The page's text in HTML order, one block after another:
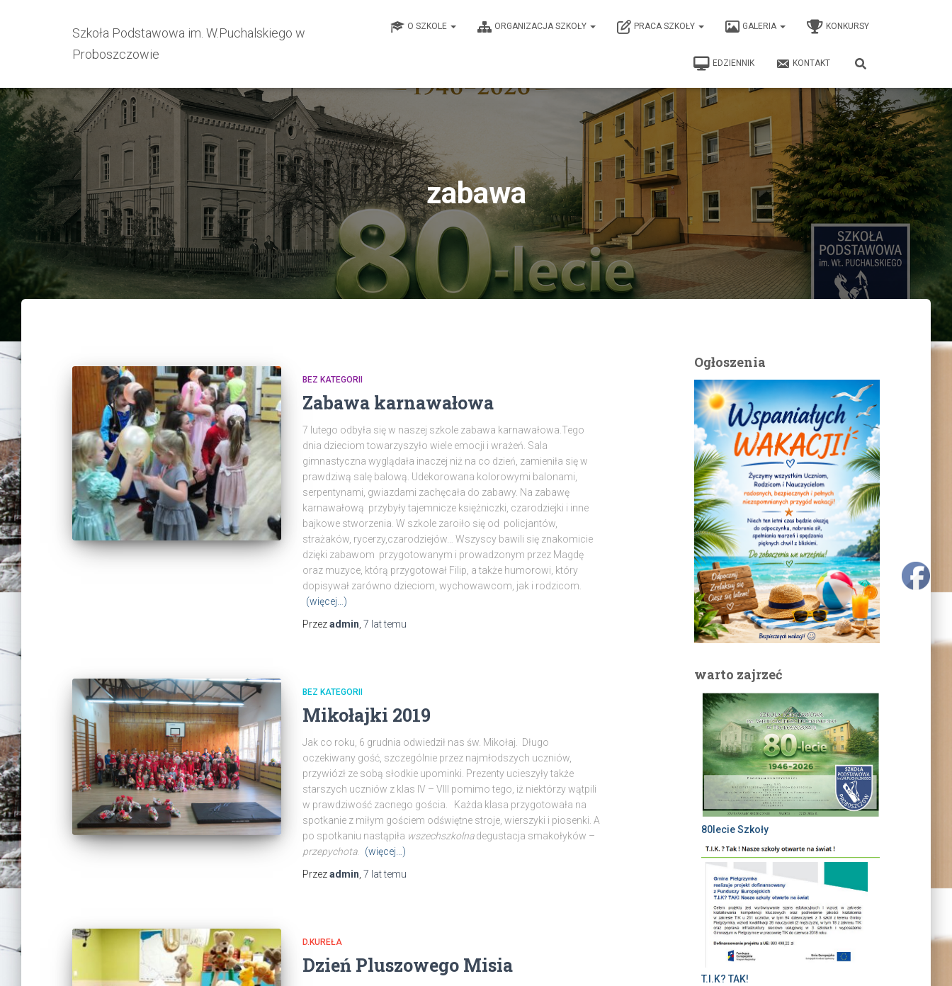
Szkoła Podstawowa im. W.Puchalskiego w
Proboszczowie
O SZKOLE ORGANIZACJA SZKOŁY PRACA SZKOŁY GALERIA KONKURSY
EDZIENNIK KONTAKT
zabawa
BEZ KATEGORII
Zabawa karnawałowa
7 lutego odbyła się w naszej szkole zabawa karnawałowa.Tego
dnia dzieciom towarzyszyło wiele emocji i wrażeń. Sala
gimnastyczna wyglądała inaczej niż na co dzień, zamieniła się w
prawdziwą salę balową. Udekorowana kolorowymi balonami,
serpentynami, gwiazdami zachęcała do zabawy. Na zabawę
karnawałową przybyły tajemnicze księżniczki, czarodziejki i inne
bajkowe stworzenia. W szkole zaroiło się od policjantów,
strażaków, rycerzy,czarodziejów… Wszyscy bawili się znakomicie
dzięki zabawom przygotowanym i prowadzonym przez Magdę
oraz muzyce, którą przygotował Filip, a także humorowi, który
dopisywał zarówno dzieciom, wychowawcom, jak i rodzicom.
(więcej…)
Przezadmin 7 lattemu
BEZ KATEGORII
Mikołajki 2019
Jak co roku, 6 grudnia odwiedził nas św. Mikołaj. Długo
oczekiwany gość, szczególnie przez najmłodszych uczniów,
przywiózł ze sobą słodkie upominki. Prezenty ucieszyły także
starszych uczniów z klas IV – VIII pomimo tego, iż niektórzy wątpili
w prawdziwość zacnego gościa. Każda klasa przygotowała na
spotkanie z miłym gościem odświętne stroje, wierszyki i piosenki. A
po spotkaniu nastąpiła wszechszkolnadegustacja smakołyków –
przepychota.
(więcej…)
Przezadmin 7 lattemu
D.KUREŁA
Dzień Pluszowego Misia
Ogłoszenia
warto zajrzeć
80lecie Szkoły
T.I.K? TAK!